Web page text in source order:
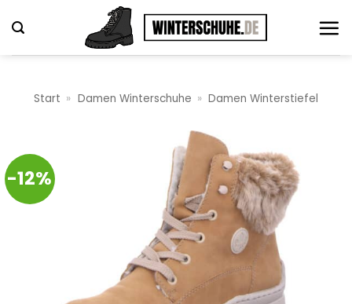
Inhalt
springen
Start » Damen Winterschuhe » Damen Winterstiefel
-12%